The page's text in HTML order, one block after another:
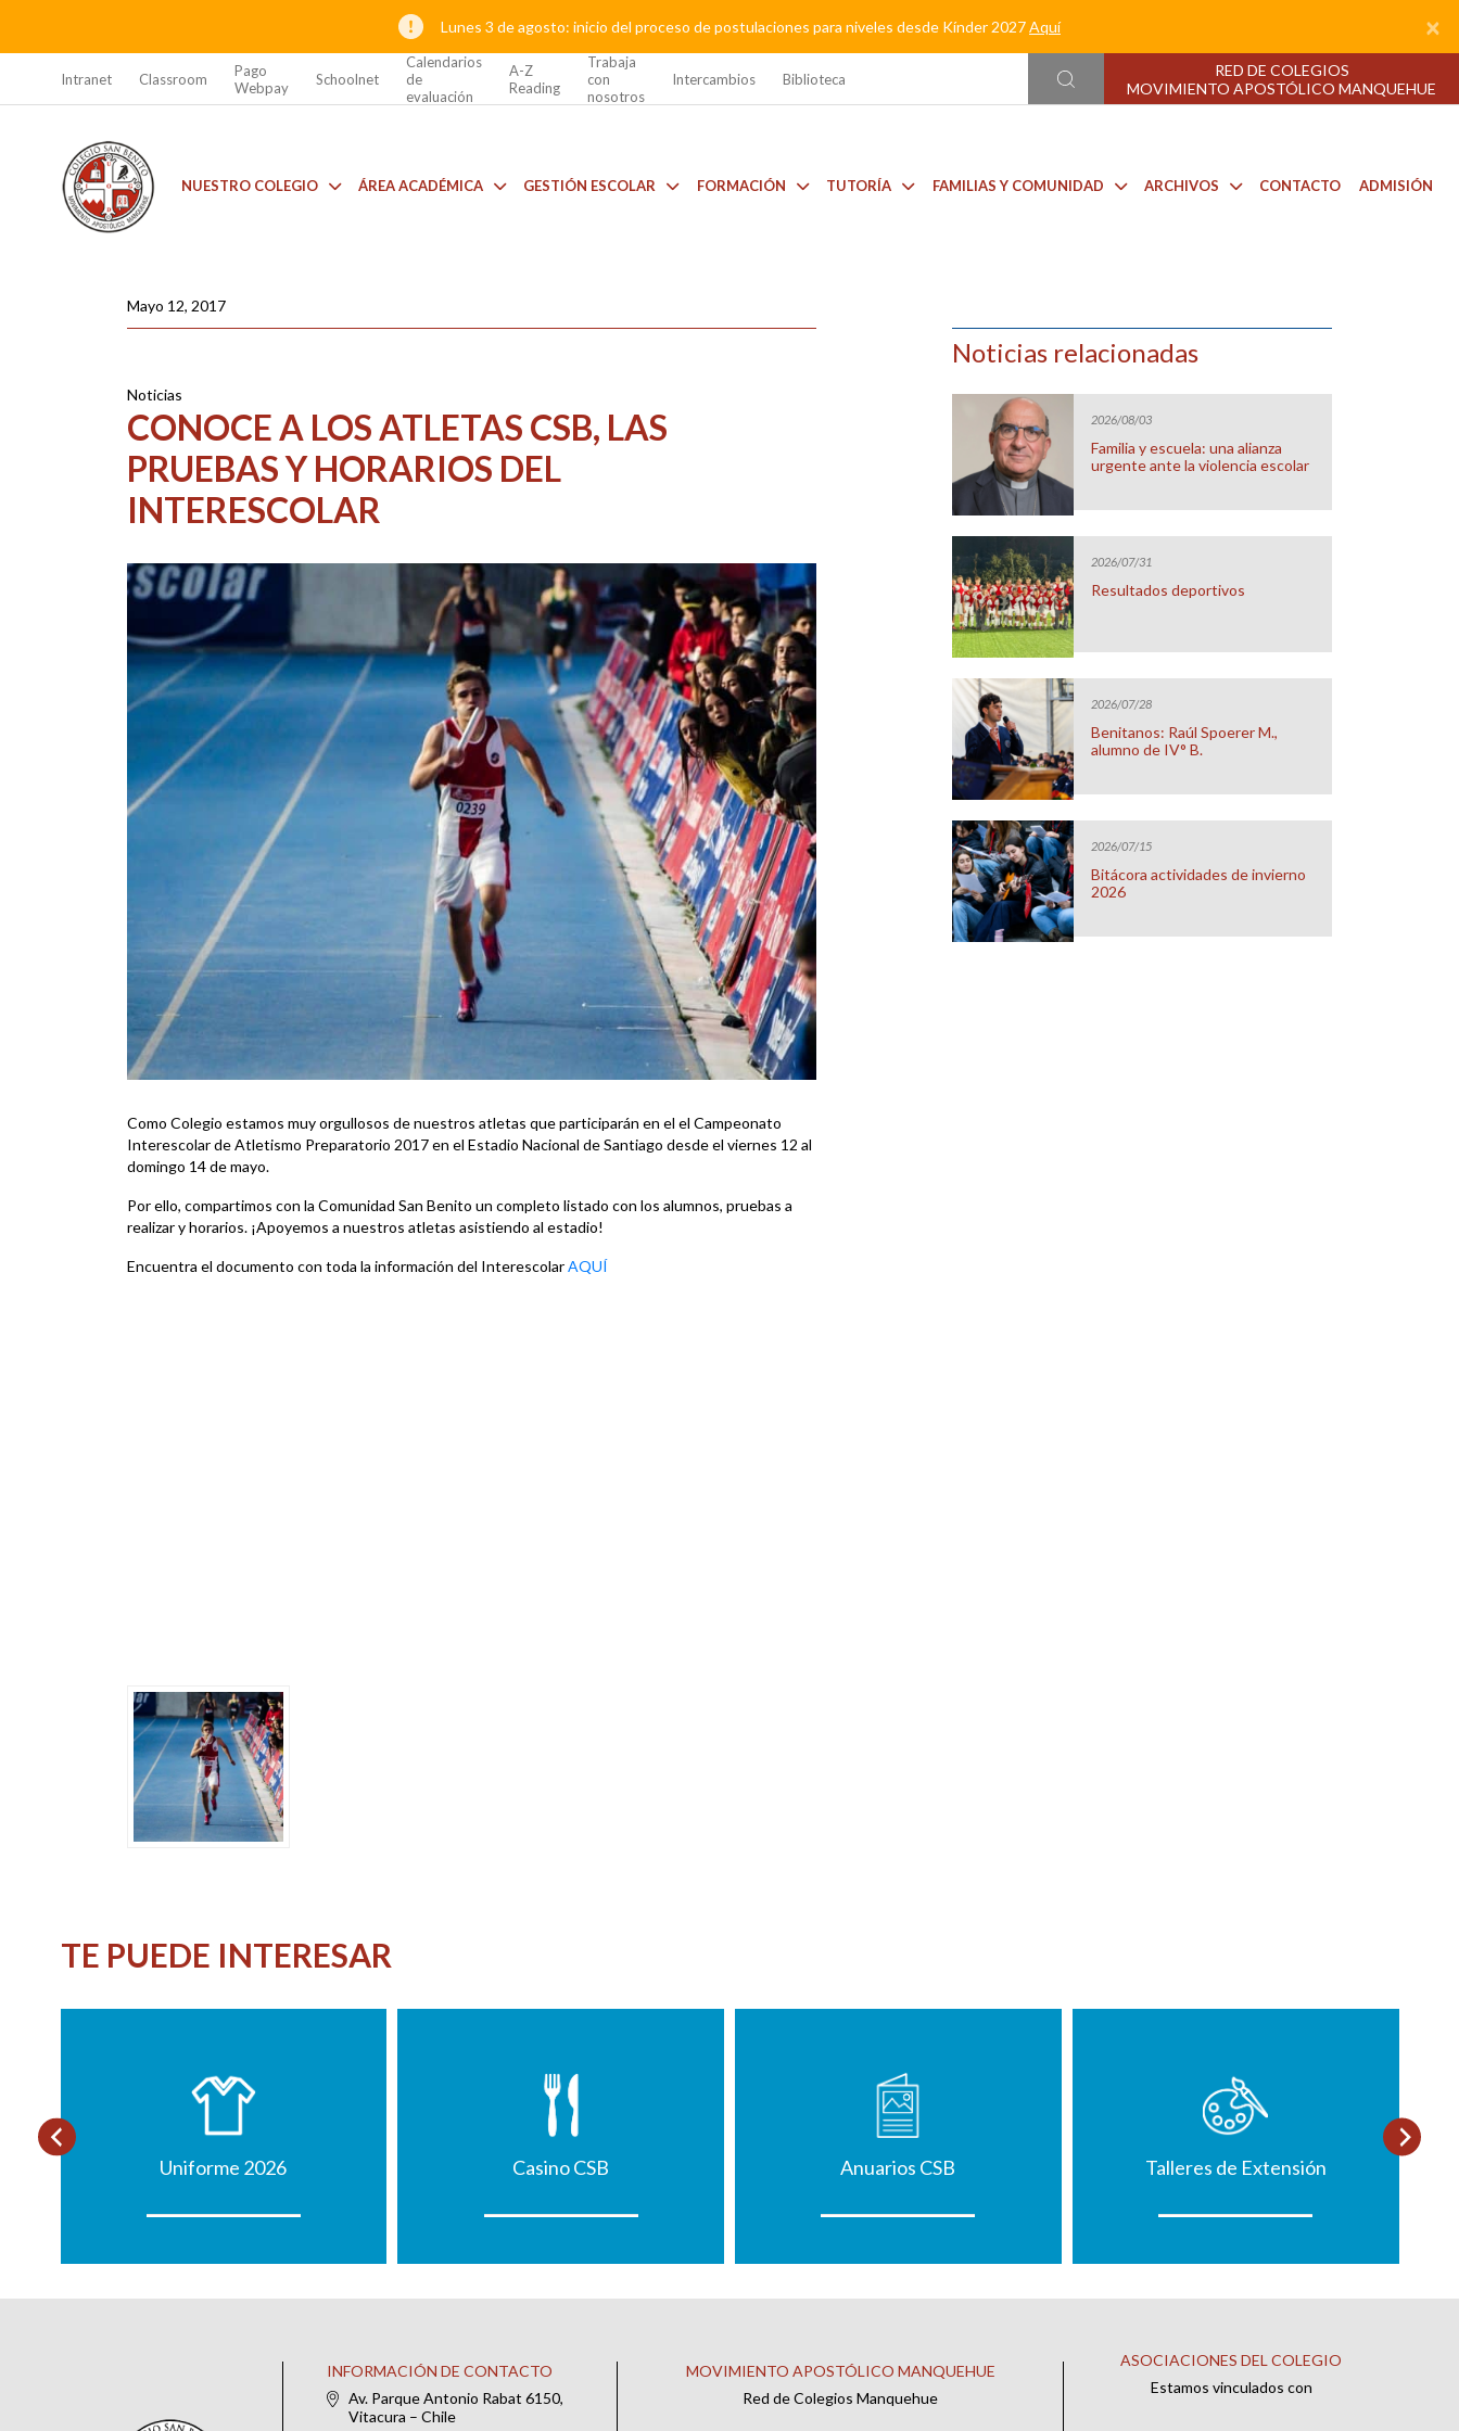
Lunes 3 de agosto: inicio del proceso de postulaciones para niveles desde Kínder 2027Aquí ×
Intranet Classroom
Pago
Webpay
Schoolnet
Calendarios
de
evaluación
A-Z
Reading
Trabaja
con
nosotros
Intercambios Biblioteca
RED DE COLEGIOS
MOVIMIENTO APOSTÓLICO MANQUEHUE
NUESTRO COLEGIO ÁREA ACADÉMICA GESTIÓN ESCOLAR FORMACIÓN TUTORÍA FAMILIAS Y COMUNIDAD ARCHIVOS CONTACTO ADMISIÓN
Mayo 12, 2017
Noticias
CONOCE A LOS ATLETAS CSB, LAS
PRUEBAS Y HORARIOS DEL
INTERESCOLAR
Como Colegio estamos muy orgullosos de nuestros atletas que participarán en el el Campeonato
Interescolar de Atletismo Preparatorio 2017 en el Estadio Nacional de Santiago desde el viernes 12 al
domingo 14 de mayo.
Por ello, compartimos con la Comunidad San Benito un completo listado con los alumnos, pruebas a
realizar y horarios. ¡Apoyemos a nuestros atletas asistiendo al estadio!
Encuentra el documento con toda la información del InterescolarAQUÍ
Noticias relacionadas
2026/08/03
Familia y escuela: una alianza
urgente ante la violencia escolar
2026/07/31
Resultados deportivos
2026/07/28
Benitanos: Raúl Spoerer M.,
alumno de IV° B.
2026/07/15
Bitácora actividades de invierno
2026
TE PUEDE INTERESAR
Uniforme 2026 Casino CSB Anuarios CSB Talleres de Extensión
INFORMACIÓN DE CONTACTO
Av. Parque Antonio Rabat 6150,
Vitacura – Chile
MOVIMIENTO APOSTÓLICO MANQUEHUE
Red de Colegios Manquehue
ASOCIACIONES DEL COLEGIO
Estamos vinculados con